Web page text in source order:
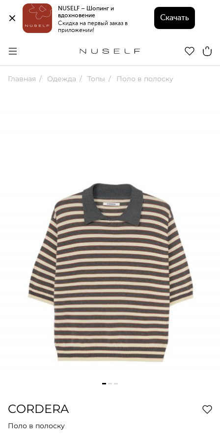
NUSELF – Шопинг и
вдохновение
Скидка на первый заказ в
приложении!
Скачать
Главная Одежда Топы Поло в полоску
CORDERA
Поло в полоску